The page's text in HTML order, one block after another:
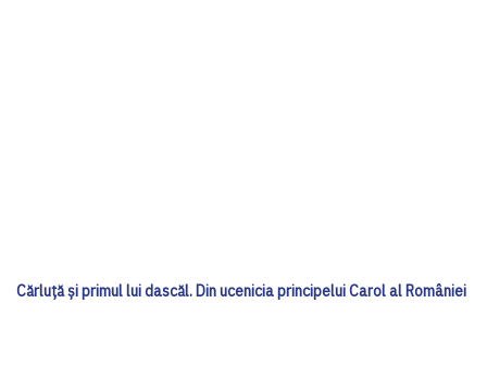
Cărluță și primul lui dascăl. Din ucenicia principelui Carol al României